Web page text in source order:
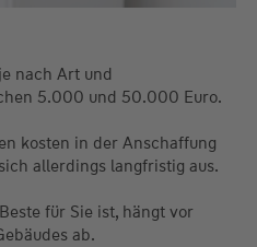
nach Art und
5.000 und 50.000 Euro.
kosten in der Anschaffung
allerdings langfristig aus.
für Sie ist, hängt vor
ab.